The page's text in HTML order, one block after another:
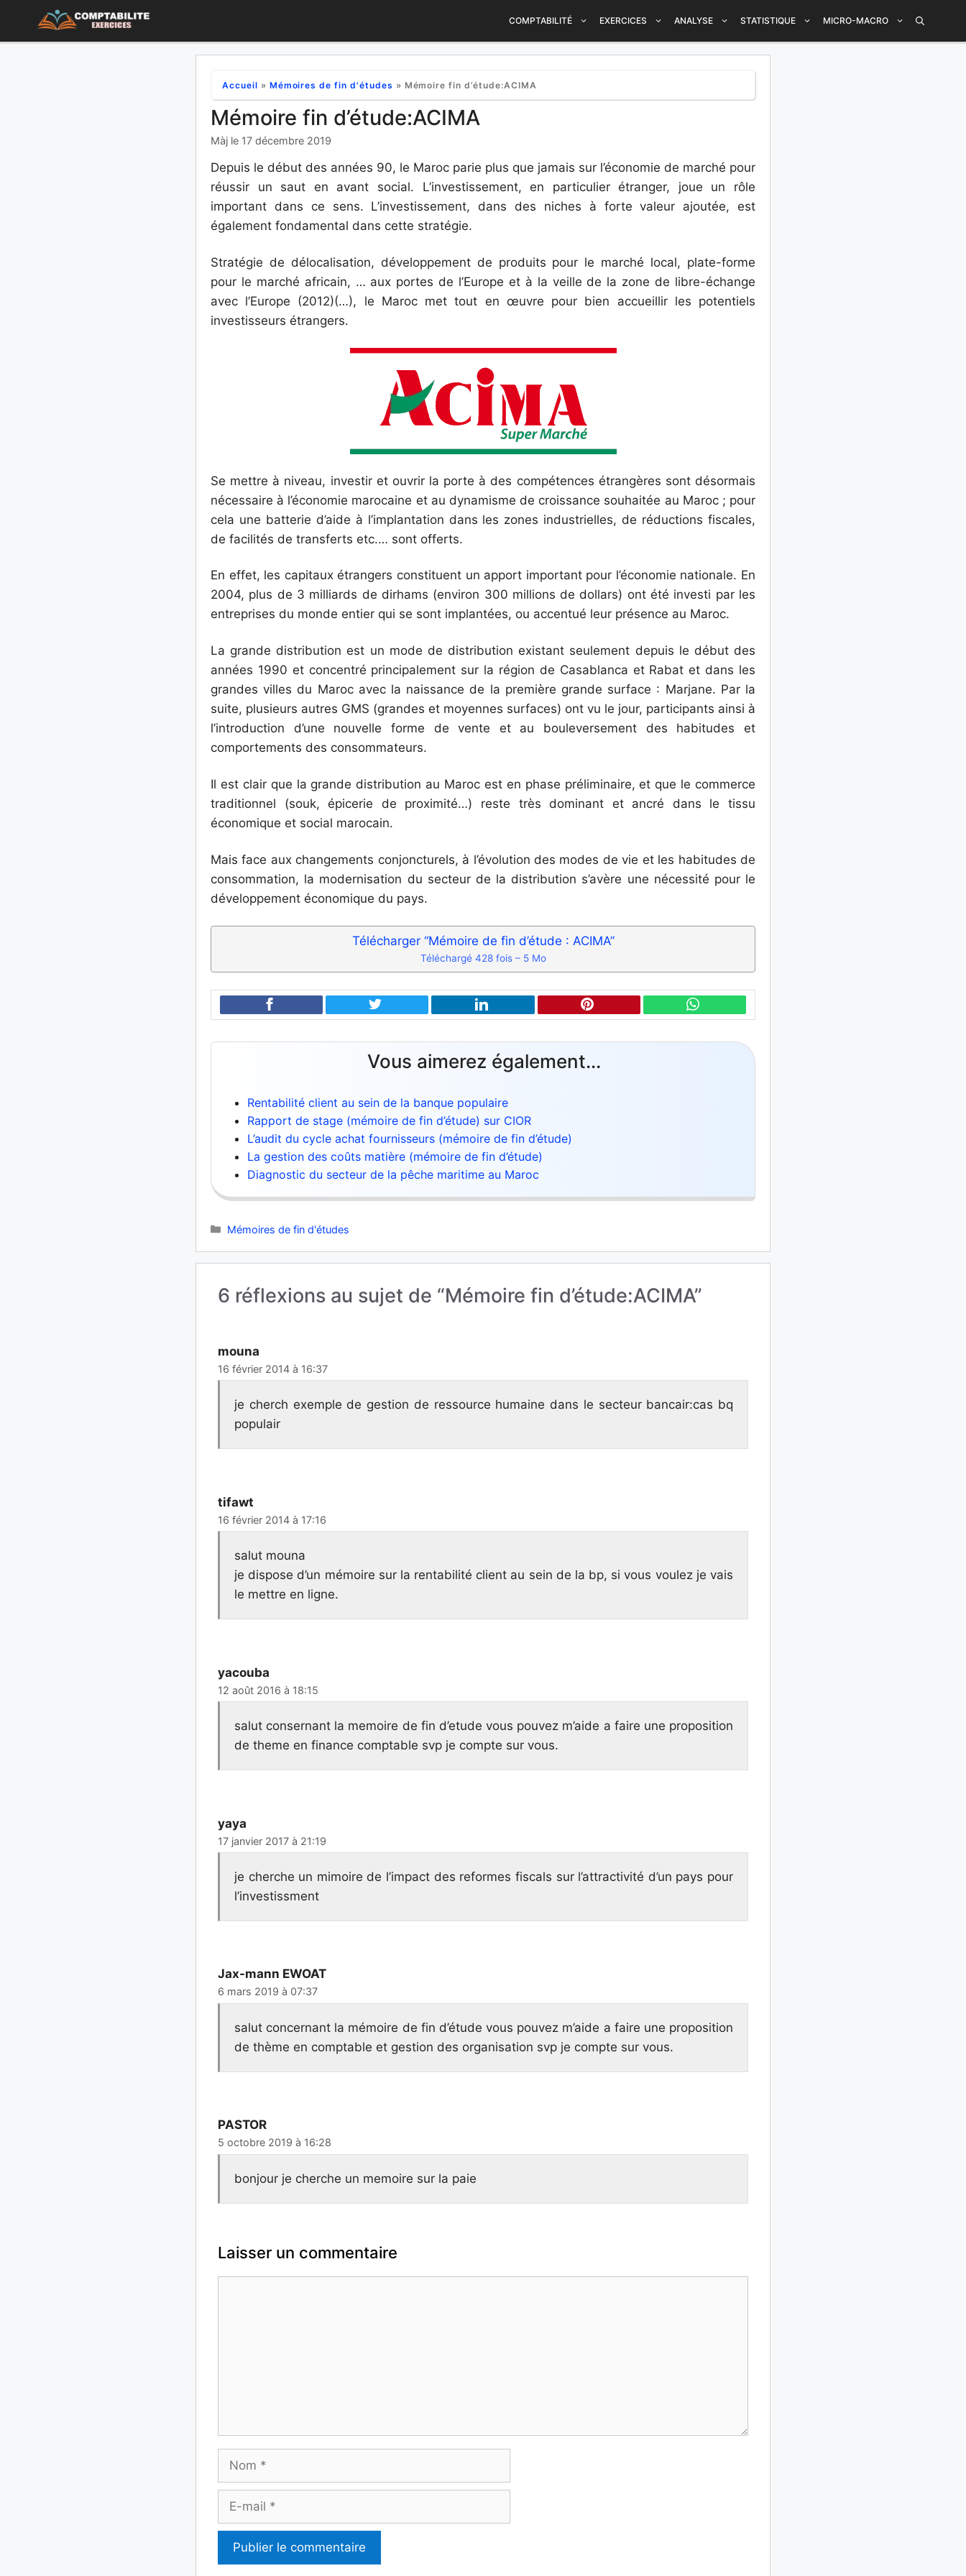
contenu
COMPTABILITÉ EXERCICES ANALYSE STATISTIQUE MICRO-MACRO
Accueil » Mémoires de fin d'études » Mémoire fin d’étude:ACIMA
Mémoire fin d’étude:ACIMA
Màj le 17 décembre 2019
Depuis le début des années 90, le Maroc parie plus que jamais sur l’économie de marché pour
réussir un saut en avant social. L’investissement, en particulier étranger, joue un rôle
important dans ce sens. L’investissement, dans des niches à forte valeur ajoutée, est
également fondamental dans cette stratégie.
Stratégie de délocalisation, développement de produits pour le marché local, plate-forme
pour le marché africain, … aux portes de l’Europe et à la veille de la zone de libre-échange
avec l’Europe (2012)(…), le Maroc met tout en œuvre pour bien accueillir les potentiels
investisseurs étrangers.
Se mettre à niveau, investir et ouvrir la porte à des compétences étrangères sont désormais
nécessaire à l’économie marocaine et au dynamisme de croissance souhaitée au Maroc ; pour
cela une batterie d’aide à l’implantation dans les zones industrielles, de réductions fiscales,
de facilités de transferts etc.… sont offerts.
En effet, les capitaux étrangers constituent un apport important pour l’économie nationale. En
2004, plus de 3 milliards de dirhams (environ 300 millions de dollars) ont été investi par les
entreprises du monde entier qui se sont implantées, ou accentué leur présence au Maroc.
La grande distribution est un mode de distribution existant seulement depuis le début des
années 1990 et concentré principalement sur la région de Casablanca et Rabat et dans les
grandes villes du Maroc avec la naissance de la première grande surface : Marjane. Par la
suite, plusieurs autres GMS (grandes et moyennes surfaces) ont vu le jour, participants ainsi à
l’introduction d’une nouvelle forme de vente et au bouleversement des habitudes et
comportements des consommateurs.
Il est clair que la grande distribution au Maroc est en phase préliminaire, et que le commerce
traditionnel (souk, épicerie de proximité…) reste très dominant et ancré dans le tissu
économique et social marocain.
Mais face aux changements conjoncturels, à l’évolution des modes de vie et les habitudes de
consommation, la modernisation du secteur de la distribution s’avère une nécessité pour le
développement économique du pays.
Télécharger “Mémoire de fin d’étude : ACIMA”
Téléchargé 428 fois – 5 Mo
Vous aimerez également...
Rentabilité client au sein de la banque populaire
Rapport de stage (mémoire de fin d’étude) sur CIOR
L’audit du cycle achat fournisseurs (mémoire de fin d’étude)
La gestion des coûts matière (mémoire de fin d’étude)
Diagnostic du secteur de la pêche maritime au Maroc
Catégories
Mémoires de fin d'études
6 réflexions au sujet de “Mémoire fin d’étude:ACIMA”
mouna
16 février 2014 à 16:37
je cherch exemple de gestion de ressource humaine dans le secteur bancair:cas bq
populair
tifawt
16 février 2014 à 17:16
salut mouna
je dispose d’un mémoire sur la rentabilité client au sein de la bp, si vous voulez je vais
le mettre en ligne.
yacouba
12 août 2016 à 18:15
salut consernant la memoire de fin d’etude vous pouvez m’aide a faire une proposition
de theme en finance comptable svp je compte sur vous.
yaya
17 janvier 2017 à 21:19
je cherche un mimoire de l’impact des reformes fiscals sur l’attractivité d’un pays pour
l’investissment
Jax-mann EWOAT
6 mars 2019 à 07:37
salut concernant la mémoire de fin d’étude vous pouvez m’aide a faire une proposition
de thème en comptable et gestion des organisation svp je compte sur vous.
PASTOR
5 octobre 2019 à 16:28
bonjour je cherche un memoire sur la paie
Laisser un commentaire
Nom